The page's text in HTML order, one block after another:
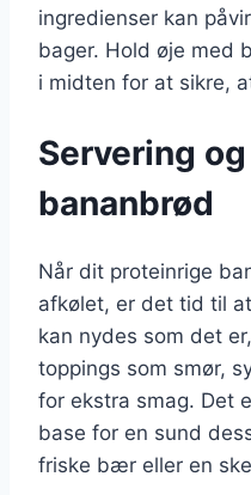
ingredienser kan
bager. Hold øje med
i midten for at sikre,
Servering
bananbrød
Når dit proteinrige
afkølet, er det tid til
kan nydes som det
toppings som smør,
for ekstra smag. Det
base for en sund
friske bær eller en